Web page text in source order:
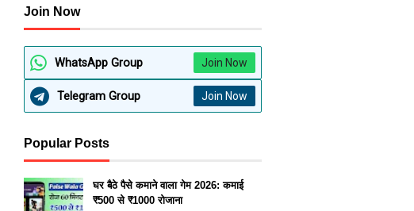
Join Now
WhatsApp Group Join Now
Telegram Group Join Now
Popular Posts
घर बैठे पैसे कमाने वाला गेम 2026: कमाई
₹500 से ₹1000 रोजाना